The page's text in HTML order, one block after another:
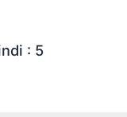
: 5